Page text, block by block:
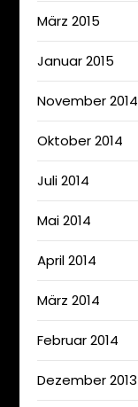
März 2015
Januar 2015
November 2014
Oktober 2014
Juli 2014
Mai 2014
April 2014
März 2014
Februar 2014
Dezember 2013